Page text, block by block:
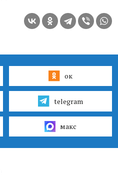
ок
telegram
макс